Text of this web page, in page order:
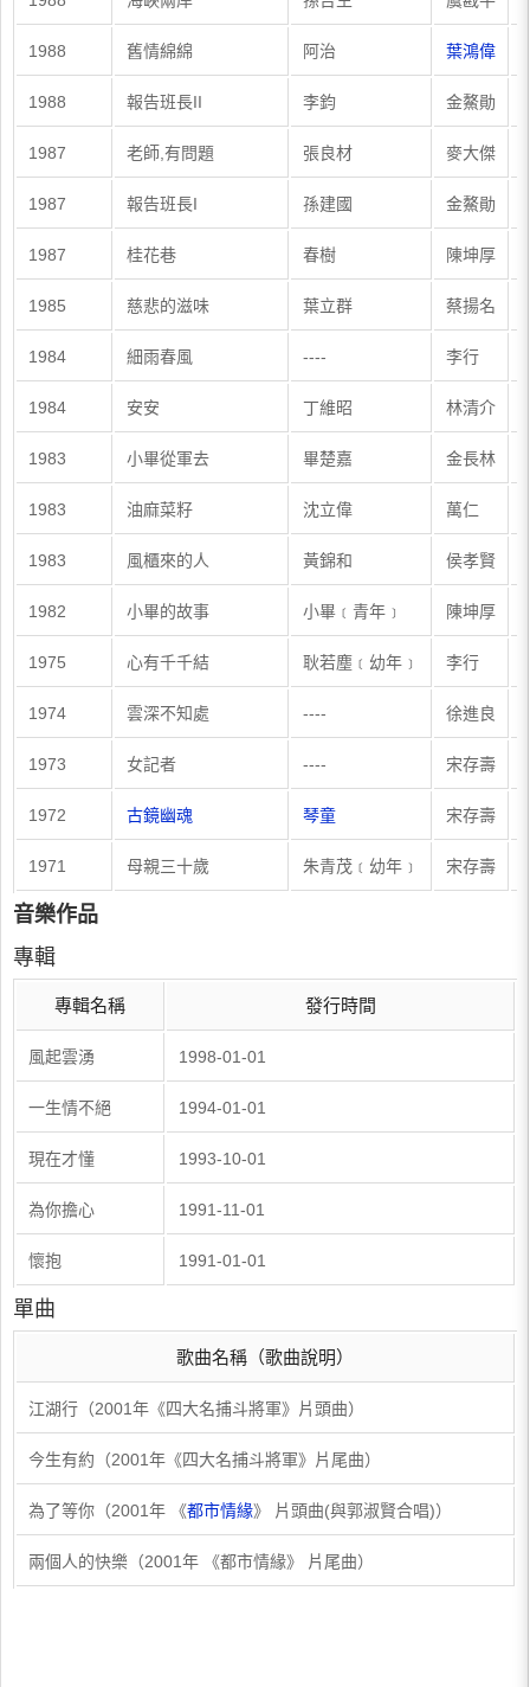
1988 舊情綿綿 阿治 葉鴻偉
1988 報告班長II 李鈞 金鰲勛
1987 老師,有問題 張良材 麥大傑
1987 報告班長I 孫建國 金鰲勛
1987 桂花巷 春樹 陳坤厚
1985 慈悲的滋味 葉立群 蔡揚名
1984 細雨春風 ---- 李行
1984 安安 丁維昭 林清介
1983 小畢從軍去 畢楚嘉 金長林
1983 油麻菜籽 沈立偉 萬仁
1983 風櫃來的人 黃錦和 侯孝賢
1982 小畢的故事 小畢﹝青年﹞ 陳坤厚
1975 心有千千結 耿若塵﹝幼年﹞ 李行
1974 雲深不知處 ---- 徐進良
1973 女記者 ---- 宋存壽
1972 古鏡幽魂 琴童 宋存壽
1971 母親三十歲 朱青茂﹝幼年﹞ 宋存壽
音樂作品
專輯
專輯名稱 發行時間
風起雲湧 1998-01-01
一生情不絕 1994-01-01
現在才懂 1993-10-01
為你擔心 1991-11-01
懷抱 1991-01-01
單曲
歌曲名稱（歌曲說明）
江湖行（2001年《四大名捕斗將軍》片頭曲）
今生有約（2001年《四大名捕斗將軍》片尾曲）
為了等你（2001年 《都市情緣》 片頭曲(與郭淑賢合唱)）
兩個人的快樂（2001年 《都市情緣》 片尾曲）